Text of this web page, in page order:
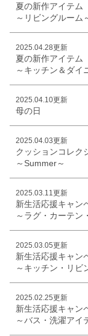
夏の新作アイテム
～リビングルーム
2025.04.28更新
夏の新作アイテム
～キッチン＆ダイ
2025.04.10更新
母の日
2025.04.03更新
クッションコレク
～Summer～
2025.03.11更新
新生活応援キャン
～ラグ・カーテン
2025.03.05更新
新生活応援キャン
～キッチン・リビ
2025.02.25更新
新生活応援キャン
～バス・洗濯アイ